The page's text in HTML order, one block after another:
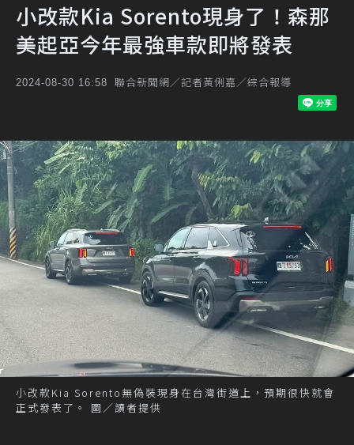
小改款Kia Sorento現身了！森那
美起亞今年最強車款即將發表
2024-08-30 16:58 聯合新聞網／記者黃俐嘉／綜合報導
小改款Kia Sorento無偽裝現身在台灣街道上，預期很快就會
正式發表了。 圖／讀者提供